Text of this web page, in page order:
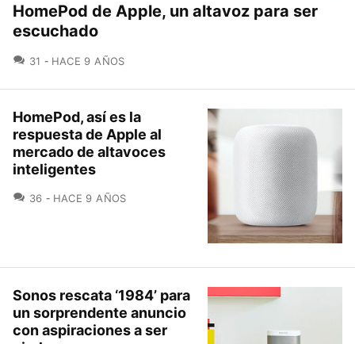
HomePod de Apple, un altavoz para ser
escuchado
31 COMENTARIOS
HACE 9 AÑOS
HomePod, así es la
respuesta de Apple al
mercado de altavoces
inteligentes
36 COMENTARIOS
HACE 9 AÑOS
Sonos rescata ‘1984’ para
un sorprendente anuncio
con aspiraciones a ser